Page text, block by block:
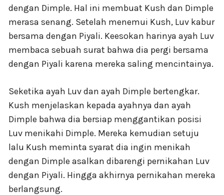
dengan Dimple. Hal ini membuat Kush dan Dimple
merasa senang. Setelah menemui Kush, Luv kabur
bersama dengan Piyali. Keesokan harinya ayah Luv
membaca sebuah surat bahwa dia pergi bersama
dengan Piyali karena mereka saling mencintainya.
Seketika ayah Luv dan ayah Dimple bertengkar.
Kush menjelaskan kepada ayahnya dan ayah
Dimple bahwa dia bersiap menggantikan posisi
Luv menikahi Dimple. Mereka kemudian setuju
lalu Kush meminta syarat dia ingin menikah
dengan Dimple asalkan dibarengi pernikahan Luv
dengan Piyali. Hingga akhirnya pernikahan mereka
berlangsung.